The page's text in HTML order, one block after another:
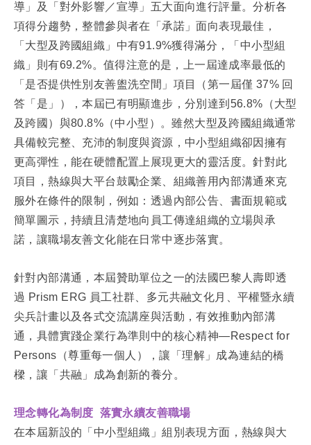
導」及「對外影響／宣導」五大面向進行評量。分析各
項得分趨勢，整體參與者在「承諾」面向表現最佳，
「大型及跨國組織」中有91.9%獲得滿分，「中小型組
織」則有69.2%。值得注意的是，上一屆達成率最低的
「是否提供性別友善盥洗空間」項目（第一屆僅 37% 回
答「是」），本屆已有明顯進步，分別達到56.8%（大型
及跨國）與80.8%（中小型）。雖然大型及跨國組織通常
具備較完整、充沛的制度與資源，中小型組織卻因擁有
更高彈性，能在硬體配置上展現更大的靈活度。針對此
項目，熱線與大平台鼓勵企業、組織善用內部溝通來克
服外在條件的限制，例如：透過內部公告、書面規範或
簡單圖示，持續且清楚地向員工傳達組織的立場與承
諾，讓職場友善文化能在日常中逐步落實。
針對內部溝通，本屆贊助單位之一的法國巴黎人壽即透
過 Prism ERG 員工社群、多元共融文化月、平權暨永續
尖兵計畫以及各式交流講座與活動，有效推動內部溝
通，具體實踐企業行為準則中的核心精神—Respect for
Persons（尊重每一個人），讓「理解」成為連結的橋
樑，讓「共融」成為創新的養分。
理念轉化為制度 落實永續友善職場
在本屆新設的「中小型組織」組別表現方面，熱線與大